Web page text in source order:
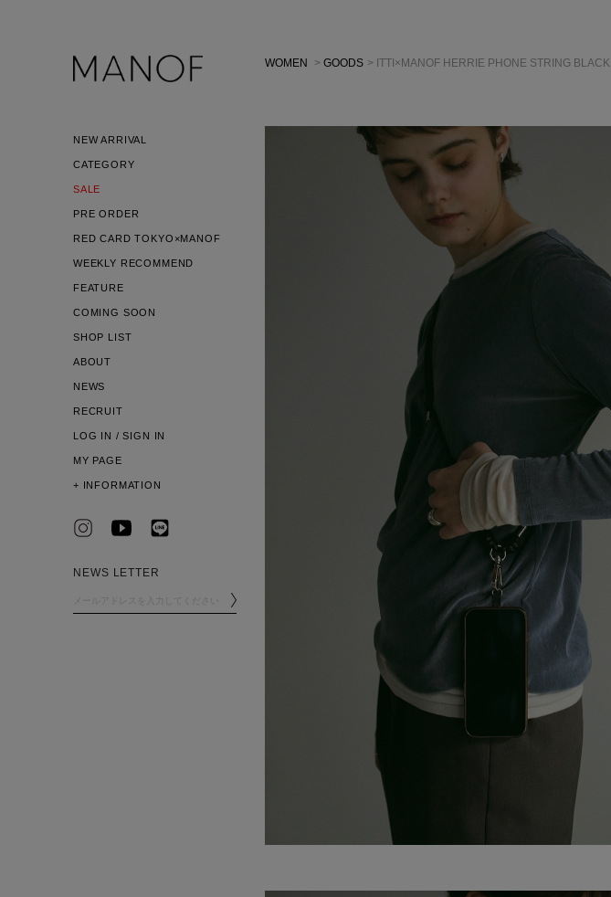
NEW ARRIVAL
CATEGORY
SALE
PRE ORDER
RED CARD TOKYO×MANOF
WEEKLY RECOMMEND
FEATURE
COMING SOON
SHOP LIST
ABOUT
NEWS
RECRUIT
LOG IN / SIGN IN
MY PAGE
+ INFORMATION
NEWS LETTER
WOMEN > GOODS > ITTI×MANOF HERRIE PHONE STRING BLACK